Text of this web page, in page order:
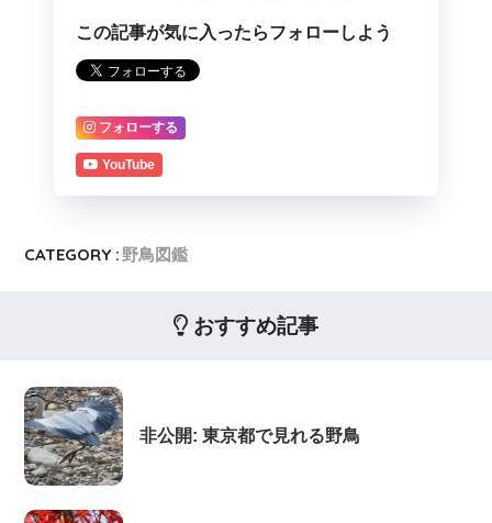
この記事が気に入ったらフォローしよう
フォローする
YouTube
CATEGORY : 野鳥図鑑
おすすめ記事
非公開: 東京都で見れる野鳥